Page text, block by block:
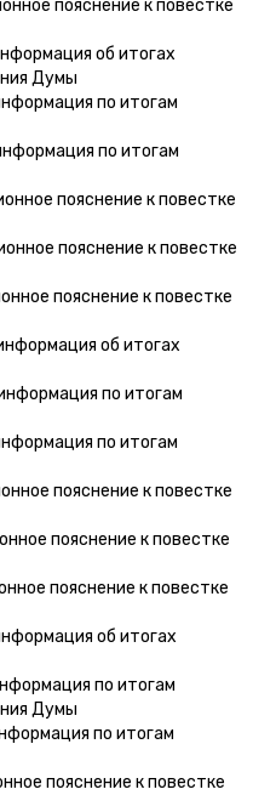
пояснение к повестке
об итогах
Думы
по итогам
по итогам
пояснение к повестке
пояснение к повестке
пояснение к повестке
об итогах
по итогам
по итогам
пояснение к повестке
пояснение к повестке
пояснение к повестке
об итогах
по итогам
Думы
по итогам
пояснение к повестке